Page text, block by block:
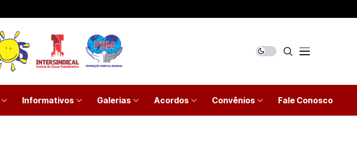
Informativos Galerias Acordos Convênios Fale Conosco